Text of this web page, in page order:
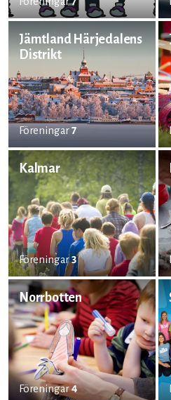
Jämtland Härjedalens
Distrikt
Föreningar7
Kalmar
Föreningar3
Norrbotten
Föreningar4